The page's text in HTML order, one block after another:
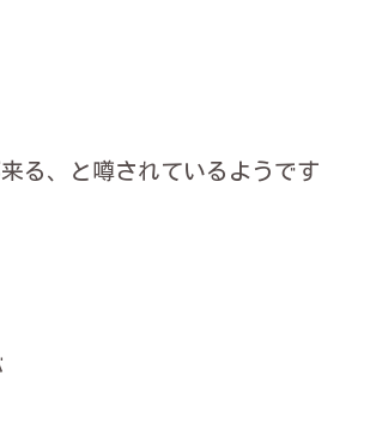
る、と噂されているようです